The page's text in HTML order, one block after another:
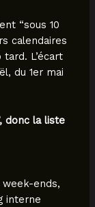
“sous 10
calendaires
L’écart
du 1er mai
donc la liste
ends,
interne